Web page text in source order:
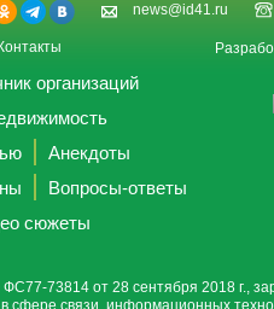
news@id41.ru
Контакты
организаций
Анекдоты
Вопросы-ответы
сюжеты
73814 от 28 сентября 2018 г.,
сфере связи, информационных